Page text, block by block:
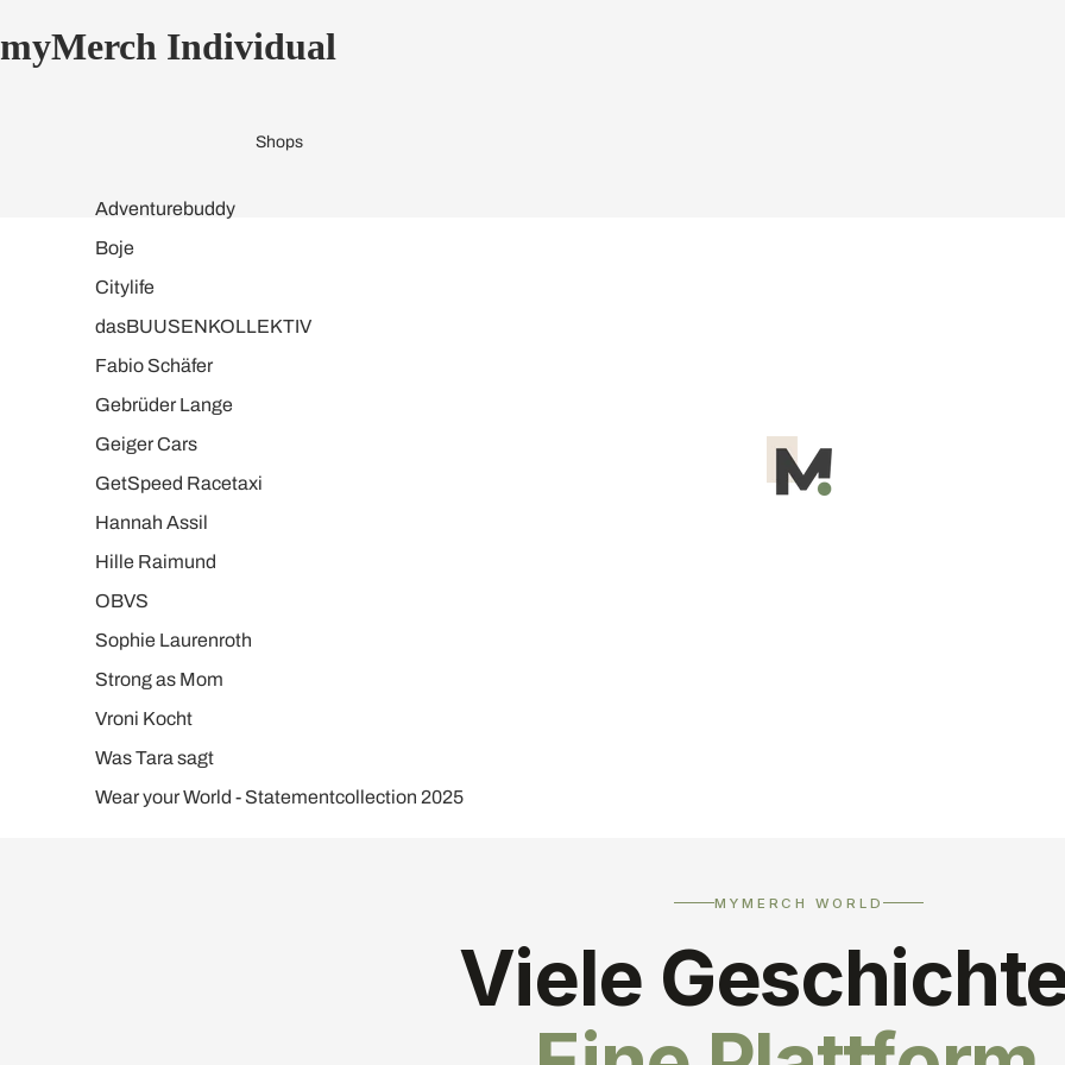
myMerch Individual
Shops
Adventurebuddy
Boje
Citylife
dasBUUSENKOLLEKTIV
Fabio Schäfer
Gebrüder Lange
Geiger Cars
GetSpeed Racetaxi
Hannah Assil
Hille Raimund
OBVS
Sophie Laurenroth
Strong as Mom
Vroni Kocht
Was Tara sagt
Wear your World - Statementcollection 2025
MYMERCH WORLD
Viele